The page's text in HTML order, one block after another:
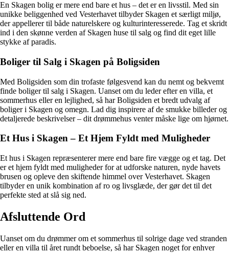
En Skagen bolig er mere end bare et hus – det er en livsstil. Med sin
unikke beliggenhed ved Vesterhavet tilbyder Skagen et særligt miljø,
der appellerer til både naturelskere og kulturinteresserede. Tag et skridt
ind i den skønne verden af Skagen huse til salg og find dit eget lille
stykke af paradis.
Boliger til Salg i Skagen på Boligsiden
Med Boligsiden som din trofaste følgesvend kan du nemt og bekvemt
finde boliger til salg i Skagen. Uanset om du leder efter en villa, et
sommerhus eller en lejlighed, så har Boligsiden et bredt udvalg af
boliger i Skagen og omegn. Lad dig inspirere af de smukke billeder og
detaljerede beskrivelser – dit drømmehus venter måske lige om hjørnet.
Et Hus i Skagen – Et Hjem Fyldt med Muligheder
Et hus i Skagen repræsenterer mere end bare fire vægge og et tag. Det
er et hjem fyldt med muligheder for at udforske naturen, nyde havets
brusen og opleve den skiftende himmel over Vesterhavet. Skagen
tilbyder en unik kombination af ro og livsglæde, der gør det til det
perfekte sted at slå sig ned.
Afsluttende Ord
Uanset om du drømmer om et sommerhus til solrige dage ved stranden
eller en villa til året rundt beboelse, så har Skagen noget for enhver